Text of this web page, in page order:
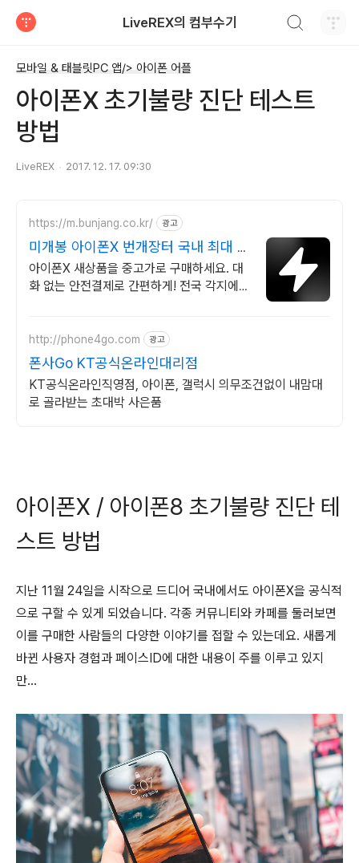
LiveREX의 컴부수기
모바일 & 태블릿PC 앱/> 아이폰 어플
아이폰X 초기불량 진단 테스트
방법
LiveREX 2017. 12. 17. 09:30
https://m.bunjang.co.kr/ 광고
미개봉 아이폰X 번개장터 국내 최대 브
랜드 중고거래
아이폰X 새상품을 중고가로 구매하세요. 대
화 없는 안전결제로 간편하게! 전국 각지에서
http://phone4go.com 광고
폰사Go KT공식온라인대리점
KT공식온라인직영점, 아이폰, 갤럭시 의무조건없이 내맘대
로 골라받는 초대박 사은품
아이폰X / 아이폰8 초기불량 진단 테
스트 방법
지난 11월 24일을 시작으로 드디어 국내에서도 아이폰X을 공식적
으로 구할 수 있게 되었습니다. 각종 커뮤니티와 카페를 둘러보면
이를 구매한 사람들의 다양한 이야기를 접할 수 있는데요. 새롭게
바뀐 사용자 경험과 페이스ID에 대한 내용이 주를 이루고 있지
만…